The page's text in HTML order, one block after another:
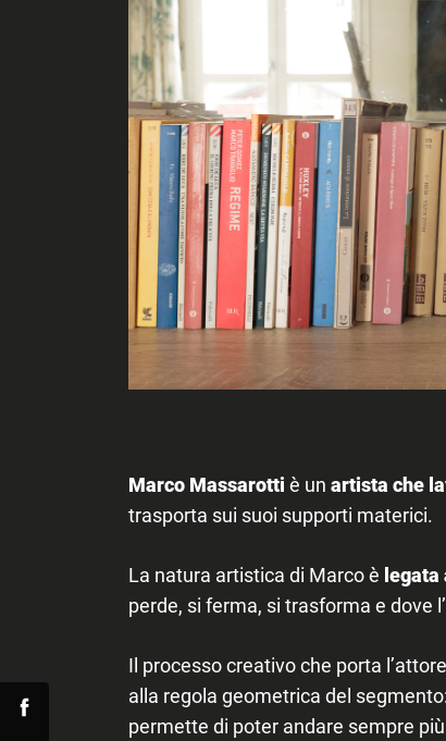
Marco Massarotti è un artista che
trasporta sui suoi supporti materici.
La natura artistica di Marco è legata
perde, si ferma, si trasforma e dove
Il processo creativo che porta
alla regola geometrica del
permette di poter andare sempre
Facebook